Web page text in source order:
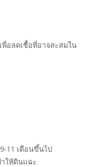
อลดเชื้อที่อาจสะสมใน
11 เดือนขึ้นไป
ำให้ดินแฉะ